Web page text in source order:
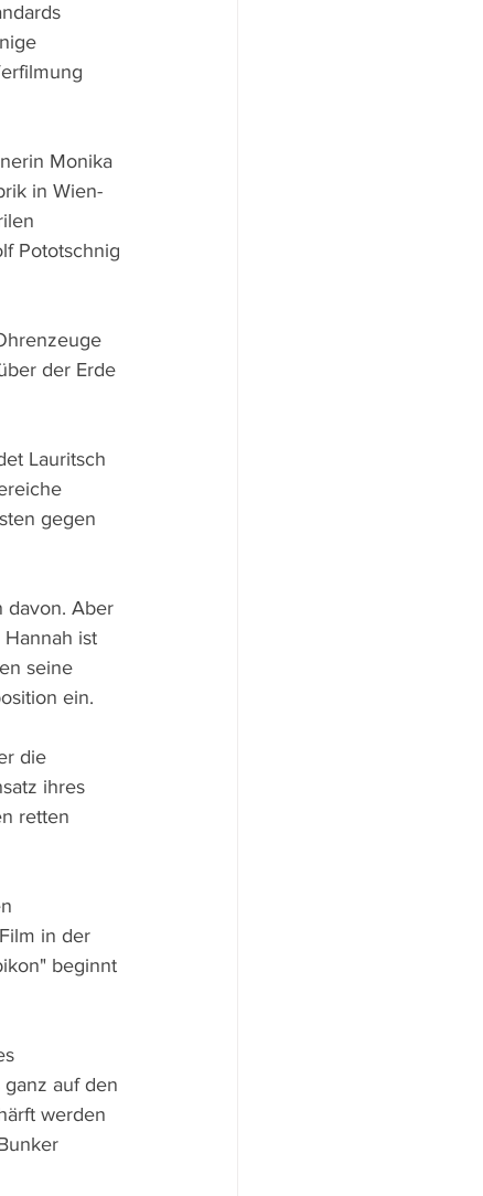
Monika
in Wien-
Pototschnig
der Erde
Lauritsch
gegen
davon. Aber
ist
seine
ein.
die
ihres
retten
in der
beginnt
auf den
werden